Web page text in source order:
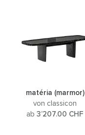
matéria (marmor)
von classicon
ab 3’207.00 CHF